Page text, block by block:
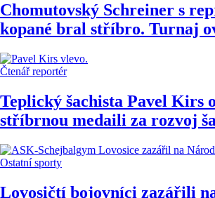
Chomutovský Schreiner s
kopané bral stříbro. Turnaj
Čtenář reportér
Teplický šachista Pavel Kirs
stříbrnou medaili za rozvoj
Ostatní sporty
Lovosičtí bojovníci zazářili